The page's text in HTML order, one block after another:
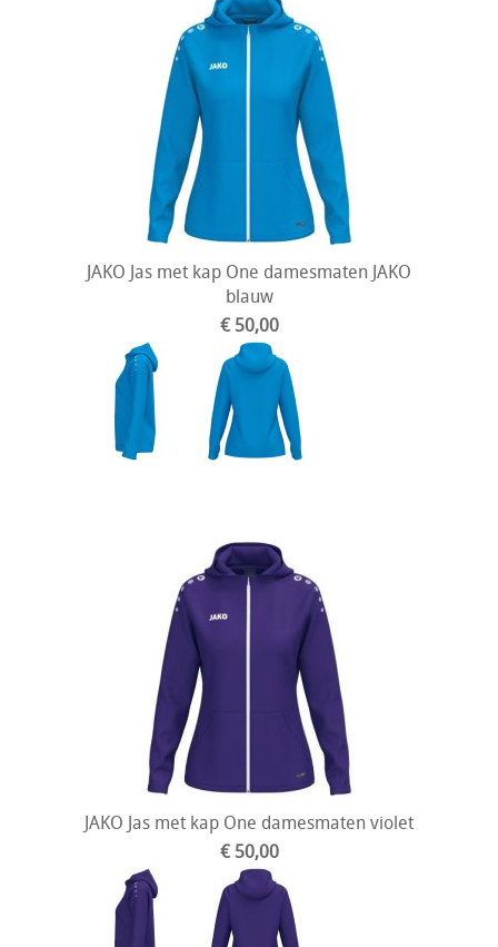
JAKO Jas met kap One damesmaten JAKO
blauw
€ 50,00
JAKO Jas met kap One damesmaten violet
€ 50,00